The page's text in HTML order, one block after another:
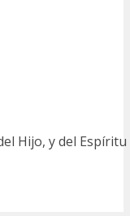
Hijo, y del Espíritu